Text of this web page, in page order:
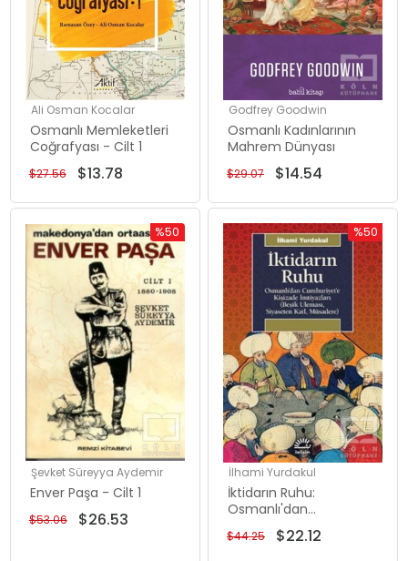
Ali Osman Kocalar
Osmanlı Memleketleri
Coğrafyası - Cilt 1
$13.78
$27.56
Godfrey Goodwin
Osmanlı Kadınlarının
Mahrem Dünyası
$14.54
$29.07
Şevket Süreyya Aydemir
Enver Paşa - Cilt 1
$26.53
$53.06
%50
İndirim
%50İndirim
İlhami Yurdakul
İktidarın Ruhu:
Osmanlı'dan
Cumhuriyet'e Kişizade
İmtiyazları - Beşik
$22.12
$44.25
%50
İndirim